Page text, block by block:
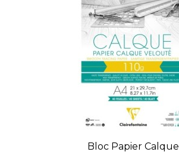
Bloc Papier Calque